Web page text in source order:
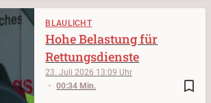
BLAULICHT
bookmark_border
23. Juli 2026 13:09
00:34 Min.
Hohe Belastung für
Rettungsdienste